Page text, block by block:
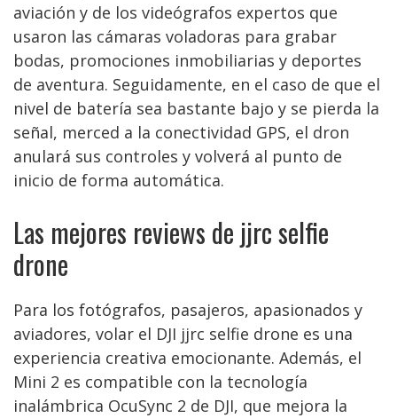
aviación y de los videógrafos expertos que
usaron las cámaras voladoras para grabar
bodas, promociones inmobiliarias y deportes
de aventura. Seguidamente, en el caso de que el
nivel de batería sea bastante bajo y se pierda la
señal, merced a la conectividad GPS, el dron
anulará sus controles y volverá al punto de
inicio de forma automática.
Las mejores reviews de jjrc selfie
drone
Para los fotógrafos, pasajeros, apasionados y
aviadores, volar el DJI jjrc selfie drone es una
experiencia creativa emocionante. Además, el
Mini 2 es compatible con la tecnología
inalámbrica OcuSync 2 de DJI, que mejora la